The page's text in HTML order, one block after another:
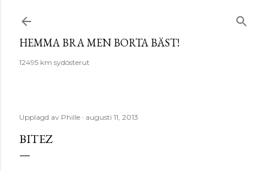
HEMMA BRA MEN BORTA BÄST!
12495 km sydösterut
Upplagd av Phille augusti 11, 2013
BITEZ